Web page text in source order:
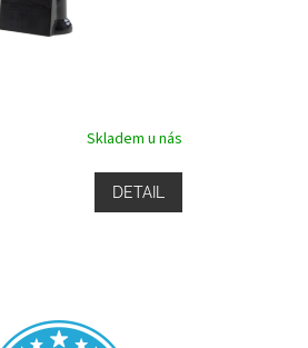
Skladem u nás
DETAIL